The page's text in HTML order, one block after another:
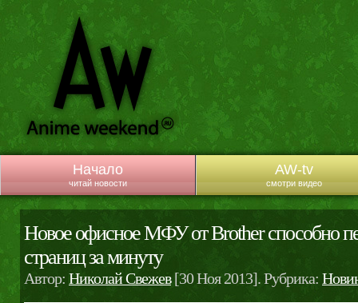
Начало
читай новости
AW-tv
смотри видео
Новое офисное МФУ от Brother способно
страниц за минуту
Автор: Николай Свежев[30 Ноя 2013]. Рубрика: